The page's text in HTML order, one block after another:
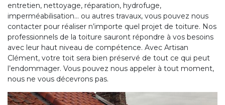
entretien, nettoyage, réparation, hydrofuge,
imperméabilisation... ou autres travaux, vous pouvez nous
contacter pour réaliser n’importe quel projet de toiture. Nos
professionnels de la toiture sauront répondre à vos besoins
avec leur haut niveau de compétence. Avec Artisan
Clément, votre toit sera bien préservé de tout ce qui peut
l’endommager. Vous pouvez nous appeler à tout moment,
nous ne vous décevrons pas.